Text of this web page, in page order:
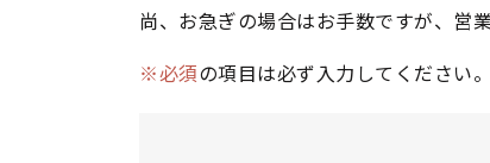
尚、お急ぎの場合はお手数ですが、営
※必須の項目は必ず入力してください。